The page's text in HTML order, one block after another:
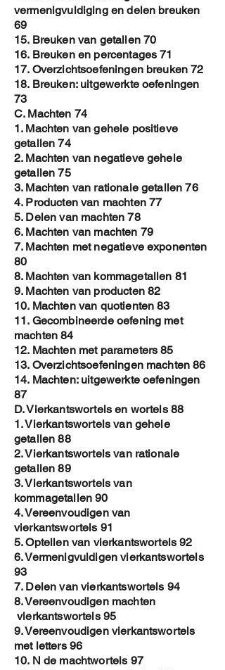
vermenigvuldiging en delen breuken
69
15. Breuken van getallen 70
16. Breuken en percentages 71
17. Overzichtsoefeningen breuken 72
18. Breuken: uitgewerkte oefeningen
73
C. Machten 74
1. Machten van gehele positieve
getallen 74
2. Machten van negatieve gehele
getallen 75
3. Machten van rationale getallen 76
4. Producten van machten 77
5. Delen van machten 78
6. Machten van machten 79
7. Machten met negatieve exponenten
80
8. Machten van kommagetallen 81
9. Machten van producten 82
10. Machten van quotienten 83
11. Gecombineerde oefening met
machten 84
12. Machten met parameters 85
13. Overzichtsoefeningen machten 86
14. Machten: uitgewerkte oefeningen
87
D. Vierkantswortels en wortels 88
1. Vierkantswortels van gehele
getallen 88
2. Vierkantswortels van rationale
getallen 89
3. Vierkantswortels van
kommagetallen 90
4. Vereenvoudigen van
vierkantswortels 91
5. Optellen van vierkantswortels 92
6. Vermenigvuldigen vierkantswortels
93
7. Delen van vierkantswortels 94
8. Vereenvoudigen machten
vierkantswortels 95
9. Vereenvoudigen vierkantswortels
met letters 96
10. N de machtwortels 97